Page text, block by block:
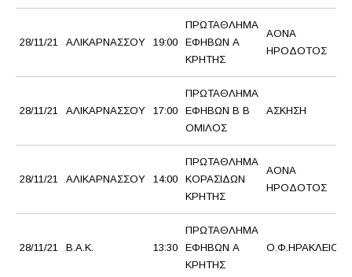
28/11/21 ΑΛΙΚΑΡΝΑΣΣΟΥ 19:00
ΠΡΩΤΑΘΛΗΜΑ
ΕΦΗΒΩΝ Α
ΚΡΗΤΗΣ
ΑΟΝΑ
ΗΡΟΔΟΤΟΣ
28/11/21 ΑΛΙΚΑΡΝΑΣΣΟΥ 17:00
ΠΡΩΤΑΘΛΗΜΑ
ΕΦΗΒΩΝ Β Β
ΟΜΙΛΟΣ
ΑΣΚΗΣΗ
28/11/21 ΑΛΙΚΑΡΝΑΣΣΟΥ 14:00
ΠΡΩΤΑΘΛΗΜΑ
ΚΟΡΑΣΙΔΩΝ
ΚΡΗΤΗΣ
ΑΟΝΑ
ΗΡΟΔΟΤΟΣ
28/11/21 Β.Α.Κ. 13:30
ΠΡΩΤΑΘΛΗΜΑ
ΕΦΗΒΩΝ Α
ΚΡΗΤΗΣ
Ο.Φ.ΗΡΑΚΛΕΙΟΥ